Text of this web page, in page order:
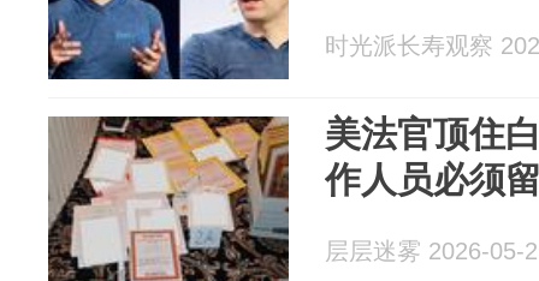
时光派长寿观察
美法官顶住
作人员必须
层层迷雾 2026-05-